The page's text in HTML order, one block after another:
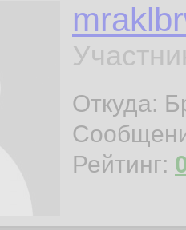
Откуда:
Рейтинг: